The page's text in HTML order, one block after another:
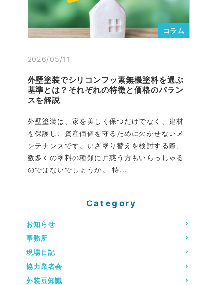
コラム
2026/05/11
外壁塗装でシリコンフッ素無機塗料を選ぶ
基準とは？それぞれの特徴と価格のバラン
スを解説
外壁塗装は、家を美しく保つだけでなく、建材
を保護し、資産価値を守るために欠かせないメ
ンテナンスです。いざ塗り替えを検討する際、
数多くの塗料の種類に戸惑う方もいらっしゃる
のではないでしょうか。 特...
Category
お知らせ
事務所
現場日記
協力業者会
外装豆知識